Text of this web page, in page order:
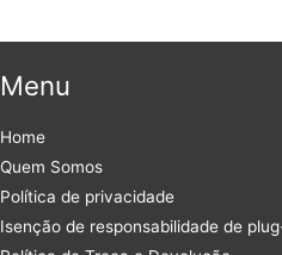
Menu
Home
Quem Somos
Política de privacidade
Isenção de responsabilidade de